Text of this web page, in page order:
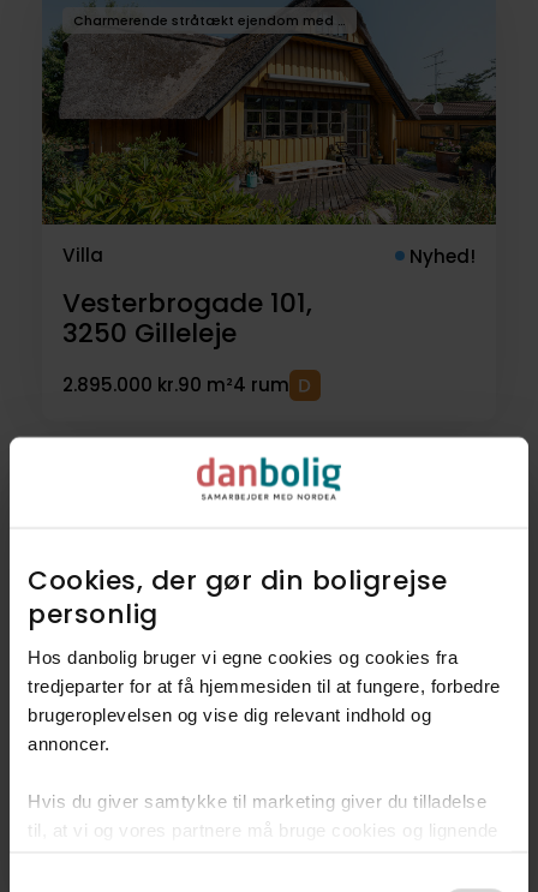
Cookies, der gør din boligrejse
personlig​
Hos danbolig bruger vi egne cookies og cookies fra
tredjeparter for at få hjemmesiden til at fungere, forbedre
brugeroplevelsen og vise dig relevant indhold og
annoncer.​
Hvis du giver samtykke til marketing giver du tilladelse
til, at vi og vores partnere må bruge cookies og lignende
Charmerende stråtækt ejendom med sjæl, muligheder og attraktiv beliggenhed i Gilleleje
Villa Nyhed!
Vesterbrogade 101,
3250 Gilleleje
2.895.000 kr.90 m²4 rum
Hyggeligt og klassisk sommerhus i attraktivt område
Fritidsbolig Nyhed!
3230Græsted